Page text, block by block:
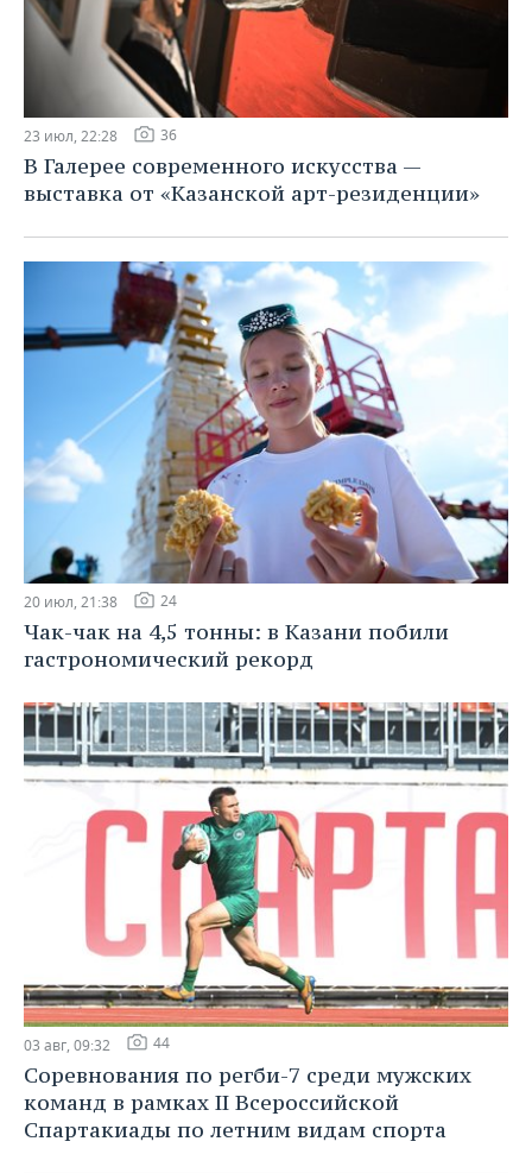
23 июл, 22:28 36
В Галерее современного искусства —
выставка от «Казанской арт-резиденции»
20 июл, 21:38 24
Чак-чак на 4,5 тонны: в Казани побили
гастрономический рекорд
03 авг, 09:32 44
Соревнования по регби-7 среди мужских
команд в рамках II Всероссийской
Спартакиады по летним видам спорта